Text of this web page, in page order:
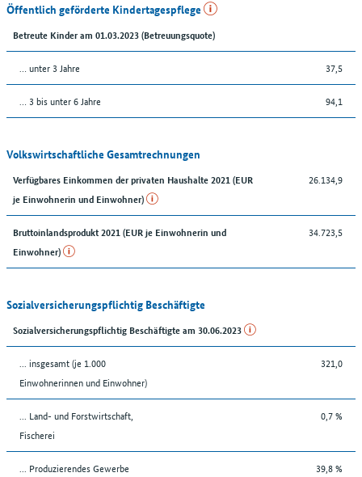
Öffentlich geförderte Kindertagespflege
Betreute Kinder am 01.03.2023 (Betreuungsquote)
… unter 3 Jahre 37,5
… 3 bis unter 6 Jahre 94,1
Volkswirtschaftliche Gesamtrechnungen
Verfügbares Einkommen der privaten Haushalte 2021 (EUR
je Einwohnerin und Einwohner)
26.134,9
Bruttoinlandsprodukt 2021 (EUR je Einwohnerin und
Einwohner)
34.723,5
Sozialversicherungspflichtig Beschäftigte
Sozialversicherungspflichtig Beschäftigte am 30.06.2023
... insgesamt (je 1.000
Einwohnerinnen und Einwohner)
321,0
... Land- und Forstwirtschaft,
Fischerei
0,7 %
... Produzierendes Gewerbe 39,8 %